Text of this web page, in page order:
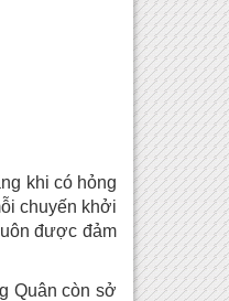
khi có hỏng
chuyến khởi
được đảm
Quân còn sở